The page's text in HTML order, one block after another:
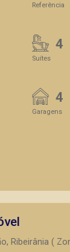
Referência
4
Suítes
4
Garagens
Ribeirânia (